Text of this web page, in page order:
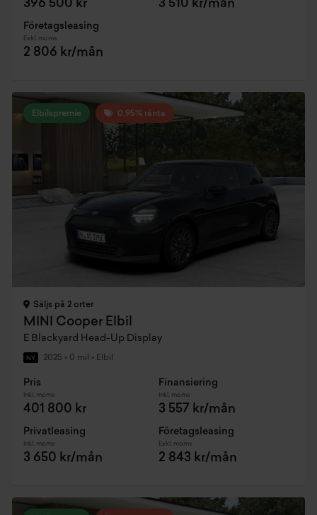
396 500 kr 3 510 kr/mån
Företagsleasing
Exkl. moms
2 806 kr/mån
Elbilspremie 0,95% ränta
Säljs på 2 orter
MINI Cooper Elbil
E Blackyard Head-Up Display
NY 2025 • 0 mil • Elbil
Pris
Inkl. moms
401 800 kr
Finansiering
Inkl. moms
3 557 kr/mån
Privatleasing
Inkl. moms
3 650 kr/mån
Företagsleasing
Exkl. moms
2 843 kr/mån